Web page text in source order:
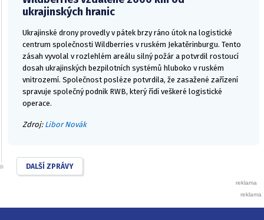
ukrajinských hranic
Ukrajinské drony provedly v pátek brzy ráno útok na logistické
centrum společnosti Wildberries v ruském Jekatěrinburgu. Tento
zásah vyvolal v rozlehlém areálu silný požár a potvrdil rostoucí
dosah ukrajinských bezpilotních systémů hluboko v ruském
vnitrozemí. Společnost posléze potvrdila, že zasažené zařízení
spravuje společný podnik RWB, který řídí veškeré logistické
operace.
Zdroj: Libor Novák
DALŠÍ ZPRÁVY